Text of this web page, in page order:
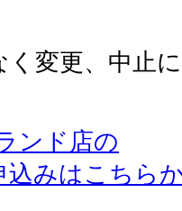
変更、中止
ンド店の
込みはこちら